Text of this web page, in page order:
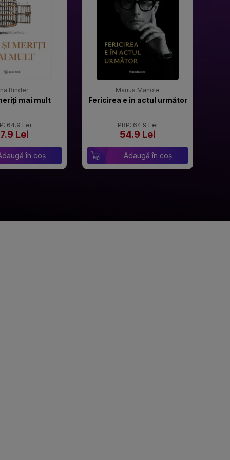
Binder
mai mult
64.9 Lei
Lei
în coș
Marius Manole
Fericirea e în actul următor
PRP: 64.9 Lei
54.9 Lei
Adaugă în coș